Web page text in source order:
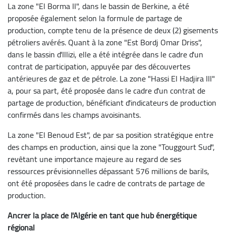
La zone "El Borma II", dans le bassin de Berkine, a été
proposée également selon la formule de partage de
production, compte tenu de la présence de deux (2) gisements
pétroliers avérés. Quant à la zone "Est Bordj Omar Driss",
dans le bassin d'Illizi, elle a été intégrée dans le cadre d'un
contrat de participation, appuyée par des découvertes
antérieures de gaz et de pétrole. La zone "Hassi El Hadjira III"
a, pour sa part, été proposée dans le cadre d'un contrat de
partage de production, bénéficiant d'indicateurs de production
confirmés dans les champs avoisinants.
La zone "El Benoud Est", de par sa position stratégique entre
des champs en production, ainsi que la zone "Touggourt Sud",
revêtant une importance majeure au regard de ses
ressources prévisionnelles dépassant 576 millions de barils,
ont été proposées dans le cadre de contrats de partage de
production.
Ancrer la place de l'Algérie en tant que hub énergétique
régional